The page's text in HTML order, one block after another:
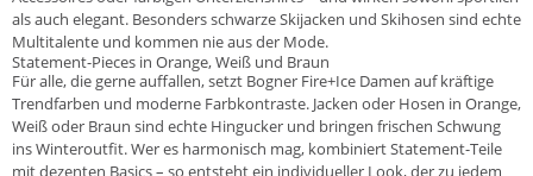
als auch elegant. Besonders schwarze Skijacken und Skihosen sind echte
Multitalente und kommen nie aus der Mode.
Statement-Pieces in Orange, Weiß und Braun
Für alle, die gerne auffallen, setzt Bogner Fire+Ice Damen auf kräftige
Trendfarben und moderne Farbkontraste. Jacken oder Hosen in Orange,
Weiß oder Braun sind echte Hingucker und bringen frischen Schwung
ins Winteroutfit. Wer es harmonisch mag, kombiniert Statement-Teile
mit dezenten Basics – so entsteht ein individueller Look, der zu jedem